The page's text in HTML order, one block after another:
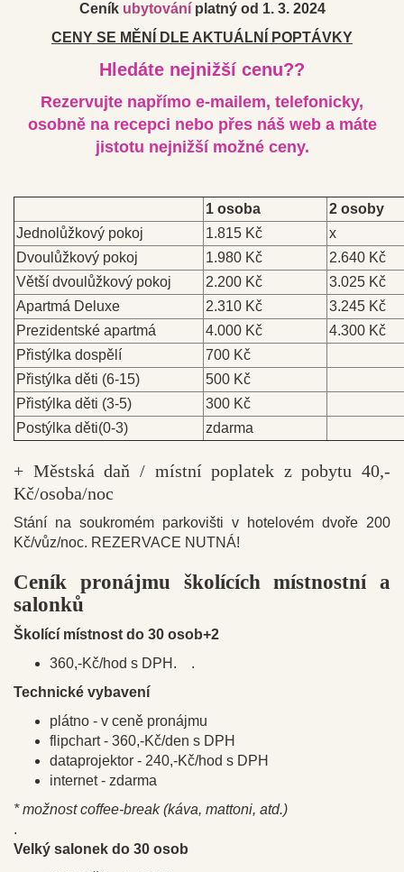
Ceník ubytováníplatný od 1. 3. 2024
CENY SE MĚNÍ DLE AKTUÁLNÍ POPTÁVKY
Hledáte nejnižší cenu??
Rezervujte napřímo e-mailem, telefonicky,
osobně na recepci nebo přes náš web a máte
jistotu nejnižší možné ceny.
1 osoba
2 osoby
Jednolůžkový pokoj
1.815 Kč
x
Dvoulůžkový pokoj
1.980 Kč
2.640 Kč
Větší dvoulůžkový pokoj
2.200 Kč
3.025 Kč
Apartmá Deluxe
2.310 Kč
3.245 Kč
Prezidentské apartmá
4.000 Kč
4.300 Kč
Přistýlka dospělí
700 Kč
Přistýlka děti (6-15)
500 Kč
Přistýlka děti (3-5)
300 Kč
Postýlka děti(0-3)
zdarma
+ Městská daň / místní poplatek z pobytu 40,-
Kč/osoba/noc
Stání na soukromém parkovišti v hotelovém dvoře 200
Kč/vůz/noc. REZERVACE NUTNÁ!
Ceník pronájmu školících místnostní a
salonků
Školící místnost do 30 osob+2
360,-Kč/hod s DPH. .
Technické vybavení
plátno - v ceně pronájmu
flipchart - 360,-Kč/den s DPH
dataprojektor - 240,-Kč/hod s DPH
internet - zdarma
* možnost coffee-break (káva, mattoni, atd.)
.
Velký salonek do 30 osob